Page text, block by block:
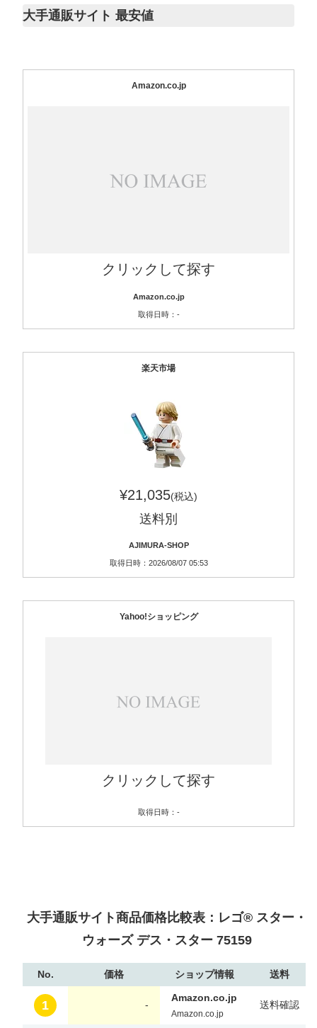
大手通販サイト 最安値
Amazon.co.jp
クリックして探す
Amazon.co.jp
取得日時：-
楽天市場
¥21,035(税込)
送料別
AJIMURA-SHOP
取得日時：2026/08/07 05:53
Yahoo!ショッピング
クリックして探す
取得日時：-
大手通販サイト商品価格比較表：レゴ® スター・
ウォーズ デス・スター 75159
No. 価格 ショップ情報 送料
1 -
Amazon.co.jp
Amazon.co.jp
送料確認